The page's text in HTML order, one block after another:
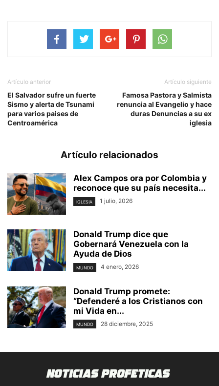
Artículo anterior
El Salvador sufre un fuerte
Sismo y alerta de Tsunami
para varios paises de
Centroamérica
Artículo siguiente
Famosa Pastora y Salmista
renuncia al Evangelio y hace
duras Denuncias a su ex
iglesia
Artículo relacionados
Alex Campos ora por Colombia y
reconoce que su país necesita...
IGLESIA 1 julio, 2026
Donald Trump dice que
Gobernará Venezuela con la
Ayuda de Dios
MUNDO 4 enero, 2026
Donald Trump promete:
“Defenderé a los Cristianos con
mi Vida en...
MUNDO 28 diciembre, 2025